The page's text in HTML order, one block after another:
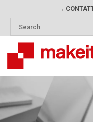
→